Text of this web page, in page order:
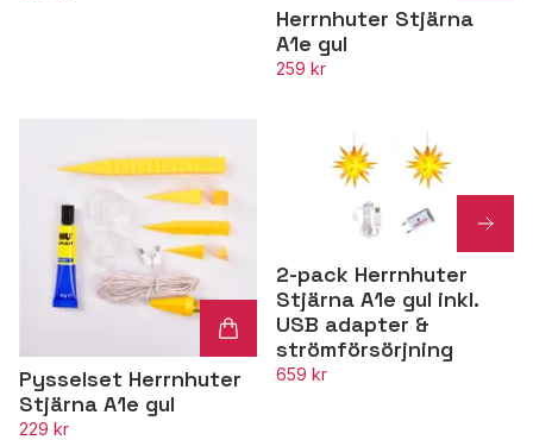
Herrnhuter Stjärna
A1e gul
259 kr
Pysselset Herrnhuter
Stjärna A1e gul
229 kr
2-pack Herrnhuter
Stjärna A1e gul inkl.
USB adapter &
strömförsörjning
659 kr